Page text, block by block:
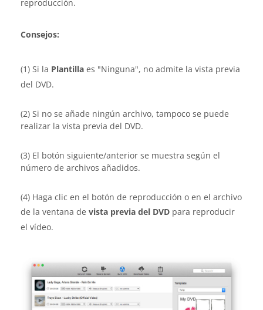
reproducción.
Consejos:
(1) Si la Plantilla es "Ninguna", no admite la vista previa
del DVD.
(2) Si no se añade ningún archivo, tampoco se puede
realizar la vista previa del DVD.
(3) El botón siguiente/anterior se muestra según el
número de archivos añadidos.
(4) Haga clic en el botón de reproducción o en el archivo
de la ventana de vista previa del DVD para reproducir
el vídeo.